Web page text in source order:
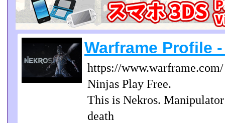
Warframe Profile
https://www.warframe.com/
Ninjas Play Free.
This is Nekros.
death